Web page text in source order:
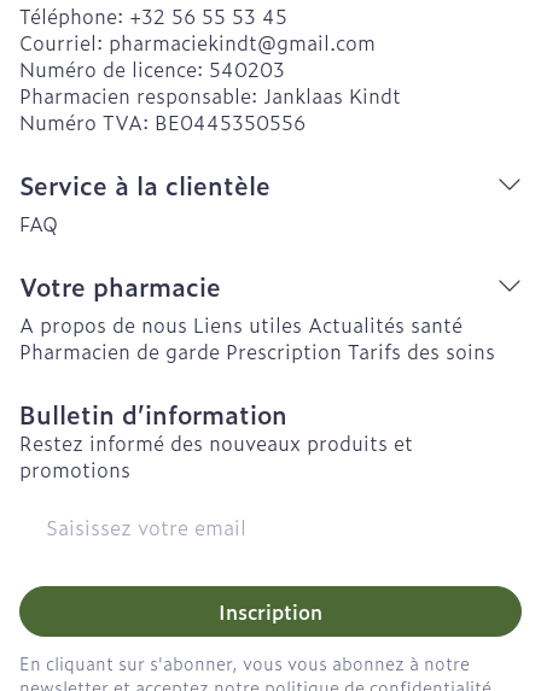
Téléphone: +32 56 55 53 45
Courriel: pharmaciekindt@gmail.com
Numéro de licence: 540203
Pharmacien responsable: Janklaas Kindt
Numéro TVA: BE0445350556
Service à la clientèle
FAQ
Votre pharmacie
A propos de nous Liens utiles Actualités santé
Pharmacien de garde Prescription Tarifs des soins
Bulletin d’information
Restez informé des nouveaux produits et
promotions
Adresse mail
Inscription
En cliquant sur s'abonner, vous vous abonnez à notre